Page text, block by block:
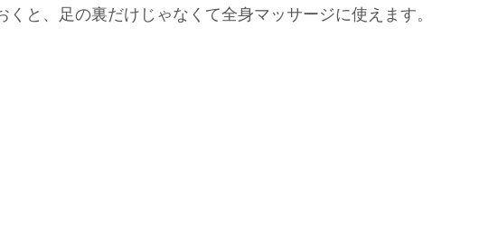
くと、足の裏だけじゃなくて全身マッサージに使えます。